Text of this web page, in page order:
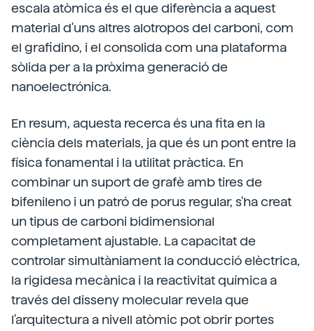
escala atòmica és el que diferència a aquest
material d'uns altres alotropos del carboni, com
el grafidino, i el consolida com una plataforma
sòlida per a la pròxima generació de
nanoelectrónica.
En resum, aquesta recerca és una fita en la
ciència dels materials, ja que és un pont entre la
física fonamental i la utilitat pràctica. En
combinar un suport de grafè amb tires de
bifenileno i un patró de porus regular, s'ha creat
un tipus de carboni bidimensional
completament ajustable. La capacitat de
controlar simultàniament la conducció elèctrica,
la rigidesa mecànica i la reactivitat química a
través del disseny molecular revela que
l'arquitectura a nivell atòmic pot obrir portes